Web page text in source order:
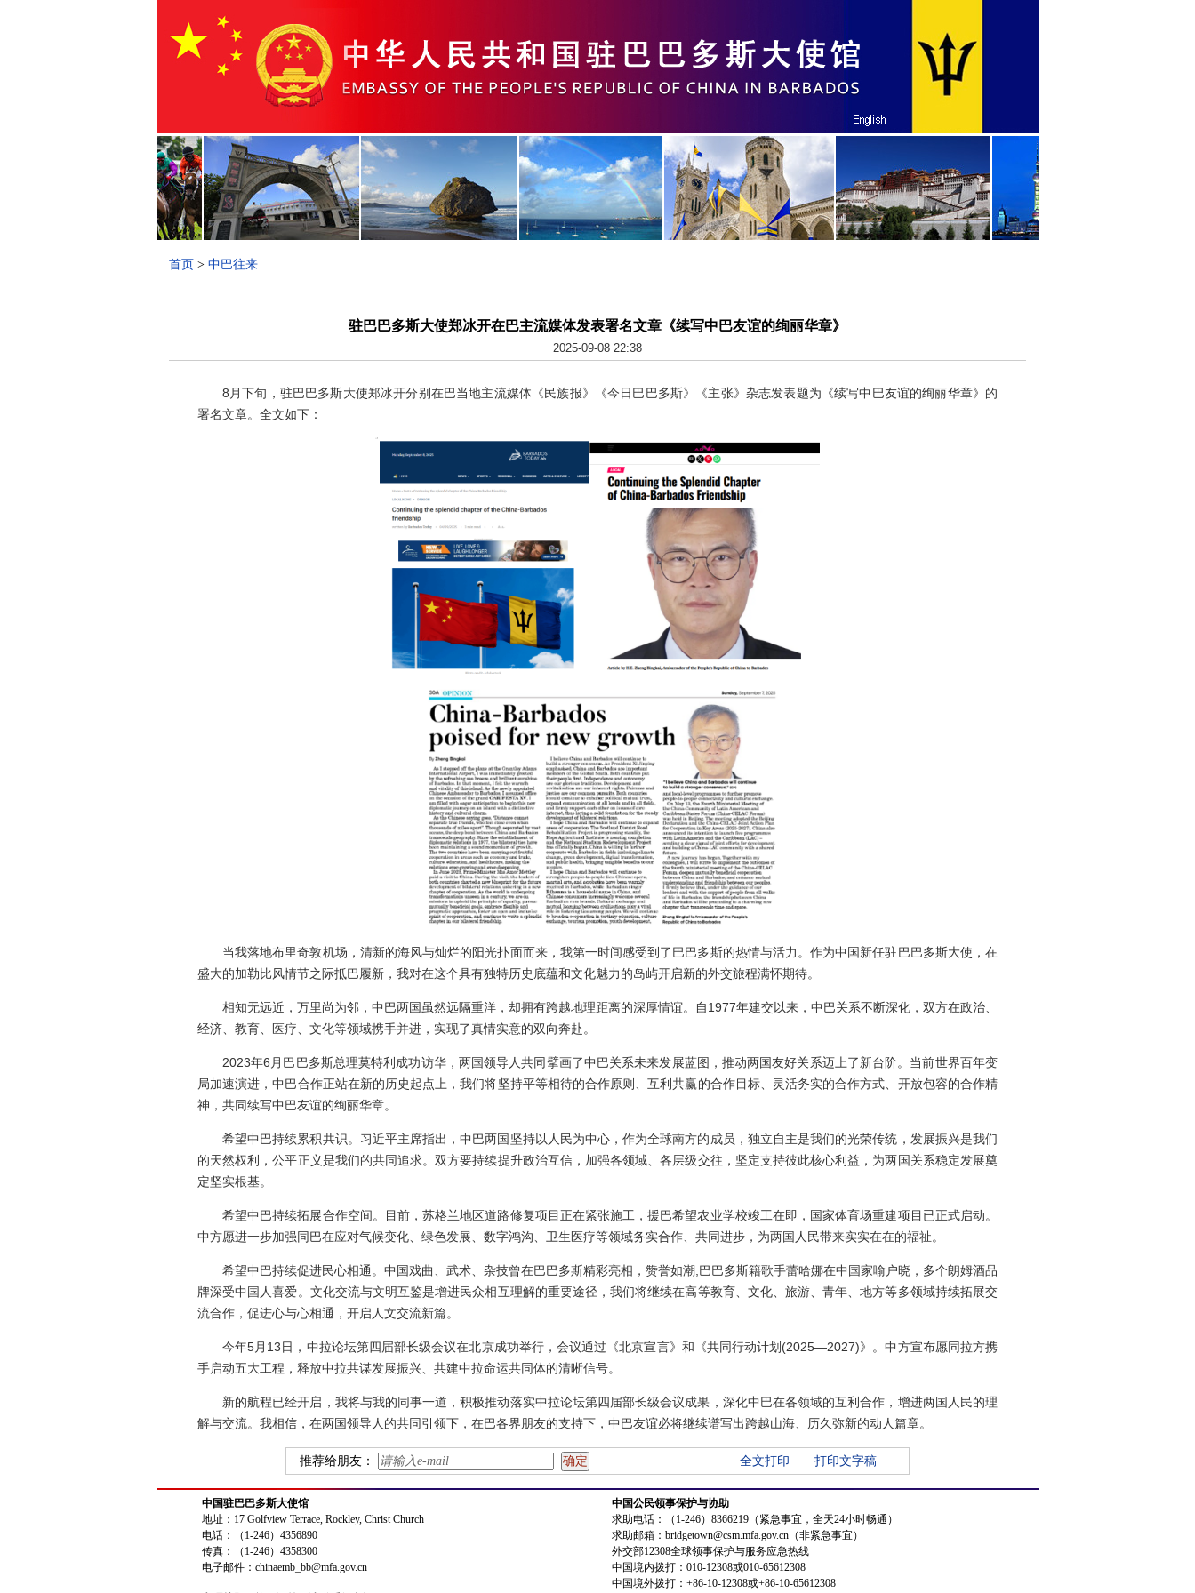
首页 > 中巴往来
驻巴巴多斯大使郑冰开在巴主流媒体发表署名文章《续写中巴友谊的绚丽华章》
2025-09-08 22:38
8月下旬，驻巴巴多斯大使郑冰开分别在巴当地主流媒体《民族报》《今日巴巴多斯》《主张》杂志发表题为《续写中巴友谊的绚丽华章》的
署名文章。全文如下 ：
当我落地布里奇敦机场，清新的海风与灿烂的阳光扑面而来，我第一时间感受到了巴巴多斯的热情与活力。作为中国新任驻巴巴多斯大使，在
盛大的加勒比风情节之际抵巴履新，我对在这个具有独特历史底蕴和文化魅力的岛屿开启新的外交旅程满怀期待。
相知无远近，万里尚为邻，中巴两国虽然远隔重洋，却拥有跨越地理距离的深厚情谊。自1977年建交以来，中巴关系不断深化，双方在政治、
经济、教育、医疗、文化等领域携手并进，实现了真情实意的双向奔赴。
2023年6月巴巴多斯总理莫特利成功访华，两国领导人共同擘画了中巴关系未来发展蓝图，推动两国友好关系迈上了新台阶。当前世界百年变
局加速演进，中巴合作正站在新的历史起点上，我们将坚持平等相待的合作原则、互利共赢的合作目标、灵活务实的合作方式、开放包容的合作精
神，共同续写中巴友谊的绚丽华章。
希望中巴持续累积共识。习近平主席指出，中巴两国坚持以人民为中心，作为全球南方的成员，独立自主是我们的光荣传统，发展振兴是我们
的天然权利，公平正义是我们的共同追求。双方要持续提升政治互信，加强各领域、各层级交往，坚定支持彼此核心利益，为两国关系稳定发展奠
定坚实根基。
希望中巴持续拓展合作空间。目前，苏格兰地区道路修复项目正在紧张施工，援巴希望农业学校竣工在即，国家体育场重建项目已正式启动。
中方愿进一步加强同巴在应对气候变化、绿色发展、数字鸿沟、卫生医疗等领域务实合作、共同进步，为两国人民带来实实在在的福祉。
希望中巴持续促进民心相通。中国戏曲、武术、杂技曾在巴巴多斯精彩亮相，赞誉如潮,巴巴多斯籍歌手蕾哈娜在中国家喻户晓，多个朗姆酒品
牌深受中国人喜爱。文化交流与文明互鉴是增进民众相互理解的重要途径，我们将继续在高等教育、文化、旅游、青年、地方等多领域持续拓展交
流合作，促进心与心相通，开启人文交流新篇。
今年5月13日，中拉论坛第四届部长级会议在北京成功举行，会议通过《北京宣言》和《共同行动计划(2025—2027)》。中方宣布愿同拉方携
手启动五大工程，释放中拉共谋发展振兴、共建中拉命运共同体的清晰信号。
新的航程已经开启，我将与我的同事一道，积极推动落实中拉论坛第四届部长级会议成果，深化中巴在各领域的互利合作，增进两国人民的理
解与交流。我相信，在两国领导人的共同引领下，在巴各界朋友的支持下，中巴友谊必将继续谱写出跨越山海、历久弥新的动人篇章。
推荐给朋友： 全文打印 打印文字稿
中国驻巴巴多斯大使馆
地址：17 Golfview Terrace, Rockley, Christ Church
电话：（1-246）4356890
传真：（1-246）4358300
电子邮件：chinaemb_bb@mfa.gov.cn
中国公民领事保护与协助
求助电话：（1-246）8366219（紧急事宜，全天24小时畅通）
求助邮箱：bridgetown@csm.mfa.gov.cn（非紧急事宜）
外交部12308全球领事保护与服务应急热线
中国境内拨打：010-12308或010-65612308
中国境外拨打：+86-10-12308或+86-10-65612308